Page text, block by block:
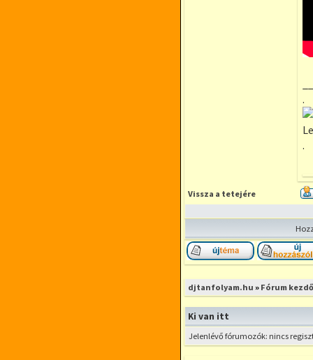
.
.
Vissza a tetejére
Új téma nyitása
djtanfolyam.hu » Fórum
Ki van itt
Jelenlévő fórumozók: nincs